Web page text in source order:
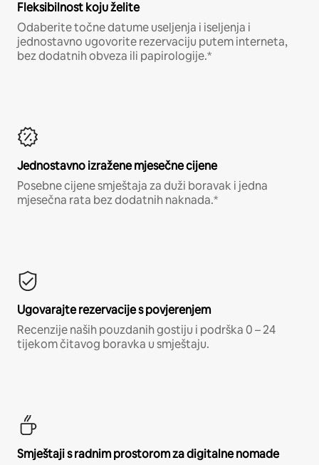
Fleksibilnost koju želite
Odaberite točne datume useljenja i iseljenja i
jednostavno ugovorite rezervaciju putem interneta,
bez dodatnih obveza ili papirologije.*
Jednostavno izražene mjesečne cijene
Posebne cijene smještaja za duži boravak i jedna
mjesečna rata bez dodatnih naknada.*
Ugovarajte rezervacije s povjerenjem
Recenzije naših pouzdanih gostiju i podrška 0 – 24
tijekom čitavog boravka u smještaju.
Smještaji s radnim prostorom za digitalne nomade